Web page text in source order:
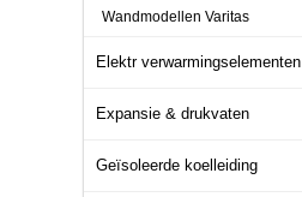
Wandmodellen Varitas
Elektr verwarmingselementen
Expansie & drukvaten
Geïsoleerde koelleiding